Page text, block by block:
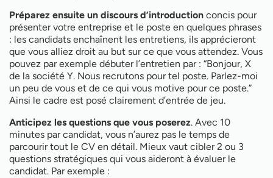
Préparez ensuite un discours d’introduction concis pour
présenter votre entreprise et le poste en quelques phrases
: les candidats enchaînent les entretiens, ils apprécieront
que vous alliez droit au but sur ce que vous attendez. Vous
pouvez par exemple débuter l’entretien par : “Bonjour, X
de la société Y. Nous recrutons pour tel poste. Parlez-moi
un peu de vous et de ce qui vous motive pour ce poste.”
Ainsi le cadre est posé clairement d’entrée de jeu.
Anticipez les questions que vous poserez. Avec 10
minutes par candidat, vous n’aurez pas le temps de
parcourir tout le CV en détail. Mieux vaut cibler 2 ou 3
questions stratégiques qui vous aideront à évaluer le
candidat. Par exemple :